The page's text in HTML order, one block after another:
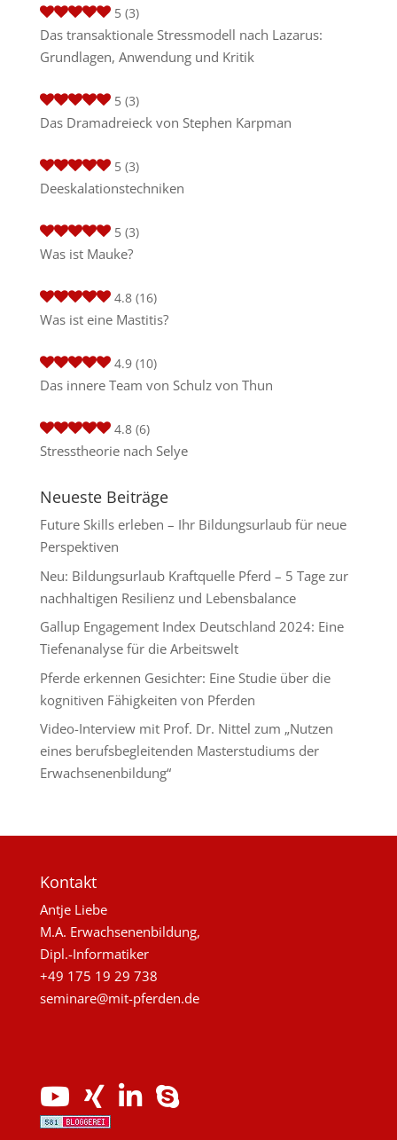
5 (3)
Das transaktionale Stressmodell nach Lazarus:
Grundlagen, Anwendung und Kritik
5 (3)
Das Dramadreieck von Stephen Karpman
5 (3)
Deeskalationstechniken
5 (3)
Was ist Mauke?
4.8 (16)
Was ist eine Mastitis?
4.9 (10)
Das innere Team von Schulz von Thun
4.8 (6)
Stresstheorie nach Selye
Neueste Beiträge
Future Skills erleben – Ihr Bildungsurlaub für neue
Perspektiven
Neu: Bildungsurlaub Kraftquelle Pferd – 5 Tage zur
nachhaltigen Resilienz und Lebensbalance
Gallup Engagement Index Deutschland 2024: Eine
Tiefenanalyse für die Arbeitswelt
Pferde erkennen Gesichter: Eine Studie über die
kognitiven Fähigkeiten von Pferden
Video-Interview mit Prof. Dr. Nittel zum „Nutzen
eines berufsbegleitenden Masterstudiums der
Erwachsenenbildung“
Kontakt
Antje Liebe
M.A. Erwachsenenbildung,
Dipl.-Informatiker
+49 175 19 29 738
seminare@mit-pferden.de